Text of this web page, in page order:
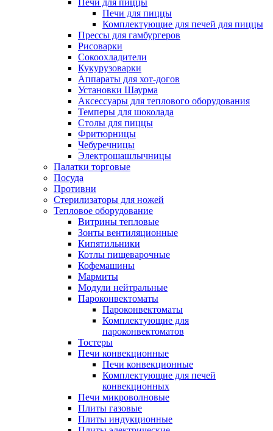
Печи для пиццы
Комплектующие для печей для пиццы
Прессы для гамбургеров
Рисоварки
Сокоохладители
Кукурузоварки
Аппараты для хот-догов
Установки Шаурма
Аксессуары для теплового оборудования
Темперы для шоколада
Столы для пиццы
Фритюрницы
Чебуречницы
Электрошашлычницы
Палатки торговые
Посуда
Противни
Стерилизаторы для ножей
Тепловое оборудование
Витрины тепловые
Зонты вентиляционные
Кипятильники
Котлы пищеварочные
Кофемашины
Мармиты
Модули нейтральные
Пароконвектоматы
Пароконвектоматы
Комплектующие для
пароконвектоматов
Тостеры
Печи конвекционные
Печи конвекционные
Комплектующие для печей
конвекционных
Печи микроволновые
Плиты газовые
Плиты индукционные